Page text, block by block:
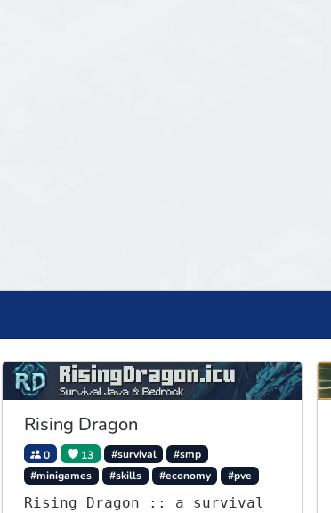
Rising Dragon
0 13 #survival
#smp
#minigames
#skills #economy #pve
Rising Dragon :: a survival